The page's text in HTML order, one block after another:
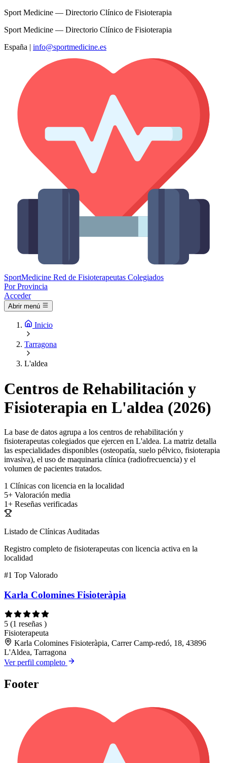
Sport Medicine — Directorio Clínico de Fisioterapia
Sport Medicine — Directorio Clínico de Fisioterapia
España | info@sportmedicine.es
SportMedicine Red de Fisioterapeutas Colegiados
Por Provincia
Acceder
Abrir menú
Inicio
Tarragona
L'aldea
Centros de Rehabilitación y
Fisioterapia en L'aldea (2026)
La base de datos agrupa a los centros de rehabilitación y
fisioterapeutas colegiados que ejercen en L'aldea. La matriz detalla
las especialidades disponibles (osteopatía, suelo pélvico, fisioterapia
invasiva), el uso de maquinaria clínica (radiofrecuencia) y el
volumen de pacientes tratados.
1 Clínicas con licencia en la localidad
5+ Valoración media
1+ Reseñas verificadas
Listado de Clínicas Auditadas
Registro completo de fisioterapeutas con licencia activa en la
localidad
#1 Top Valorado
Karla Colomines Fisioteràpia
5 (1 reseñas )
Fisioterapeuta
Karla Colomines Fisioteràpia, Carrer Camp-redó, 18, 43896
L'Aldea, Tarragona
Ver perfil completo
Footer